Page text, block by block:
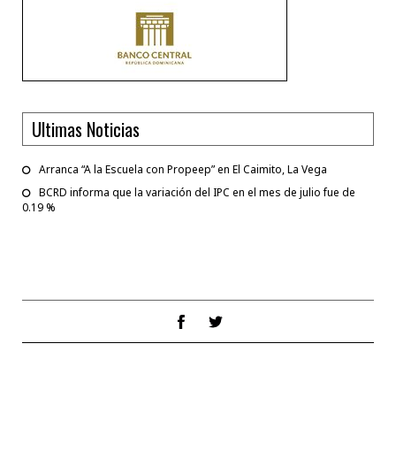
Ultimas Noticias
Arranca “A la Escuela con Propeep” en El Caimito, La Vega
BCRD informa que la variación del IPC en el mes de julio fue de
0.19 %